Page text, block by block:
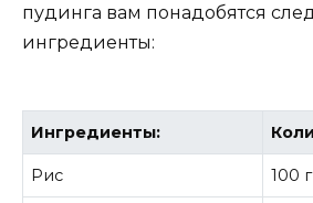
пудинга вам понадобятся
ингредиенты:
Ингредиенты:
Рис 100 г